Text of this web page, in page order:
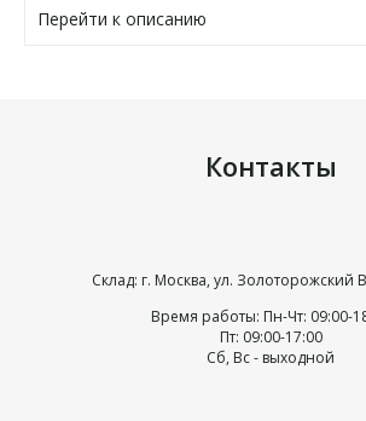
Перейти к описанию
Контакты
Склад: г. Москва, ул. Золоторожский
Время работы: Пн-Чт: 09:00-
Пт: 09:00-17:00
Сб, Вс - выходной